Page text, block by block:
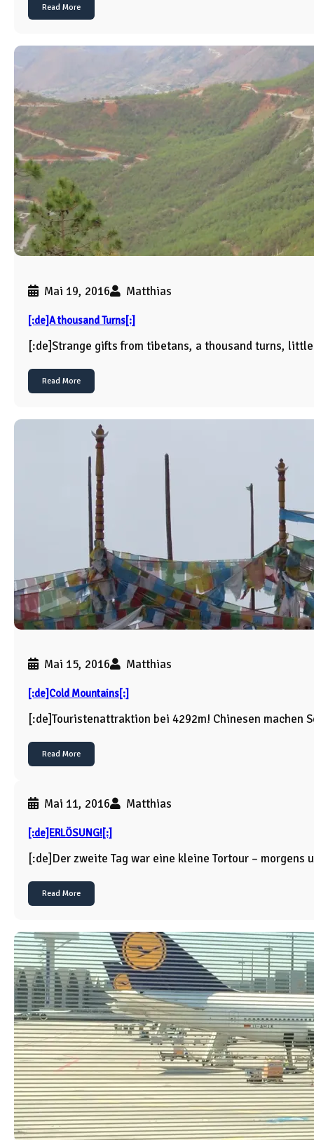
Read More
Mai 19, 2016 Matthias
[:de]A thousand Turns[:]
[:de]Strange gifts from tibetans, a thousand turns,
Read More
Mai 15, 2016 Matthias
[:de]Cold Mountains[:]
[:de]Touristenattraktion bei 4292m! Chinesen machen
Read More
Mai 11, 2016 Matthias
[:de]ERLÖSUNG![:]
[:de]Der zweite Tag war eine kleine Tortour – morgens
Read More